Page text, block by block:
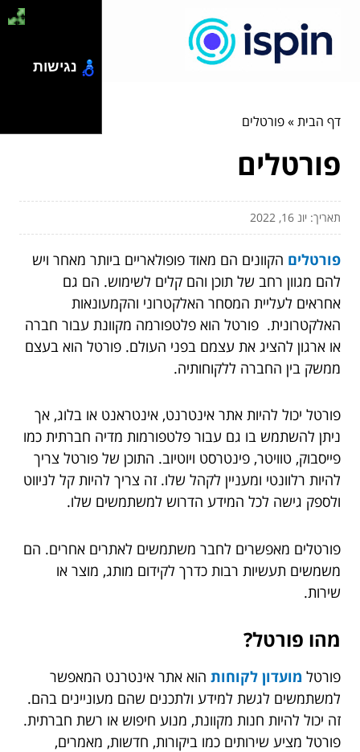
דף הבית»פורטלים
פורטלים
תאריך: יונ 16, 2022
פורטלים הקוונים הם מאוד פופולאריים ביותר מאחר ויש
להם מגוון רחב של תוכן והם קלים לשימוש. הם גם
אחראים לעליית המסחר האלקטרוני והקמעונאות
האלקטרונית. פורטל הוא פלטפורמה מקוונת עבור חברה
או ארגון להציג את עצמם בפני העולם. פורטל הוא בעצם
ממשק בין החברה ללקוחותיה.
פורטל יכול להיות אתר אינטרנט, אינטראנט או בלוג, אך
ניתן להשתמש בו גם עבור פלטפורמות מדיה חברתית כמו
פייסבוק, טוויטר, פינטרסט ויוטיוב. התוכן של פורטל צריך
להיות רלוונטי ומעניין לקהל שלו. זה צריך להיות קל לניווט
ולספק גישה לכל המידע הדרוש למשתמשים שלו.
פורטלים מאפשרים לחבר משתמשים לאתרים אחרים. הם
משמשים תעשיות רבות כדרך לקידום מותג, מוצר או
שירות.
מהו פורטל?
פורטל מועדון לקוחות הוא אתר אינטרנט המאפשר
למשתמשים לגשת למידע ולתכנים שהם מעוניינים בהם.
זה יכול להיות חנות מקוונת, מנוע חיפוש או רשת חברתית.
פורטל מציע שירותים כמו ביקורות, חדשות, מאמרים,
נגישות